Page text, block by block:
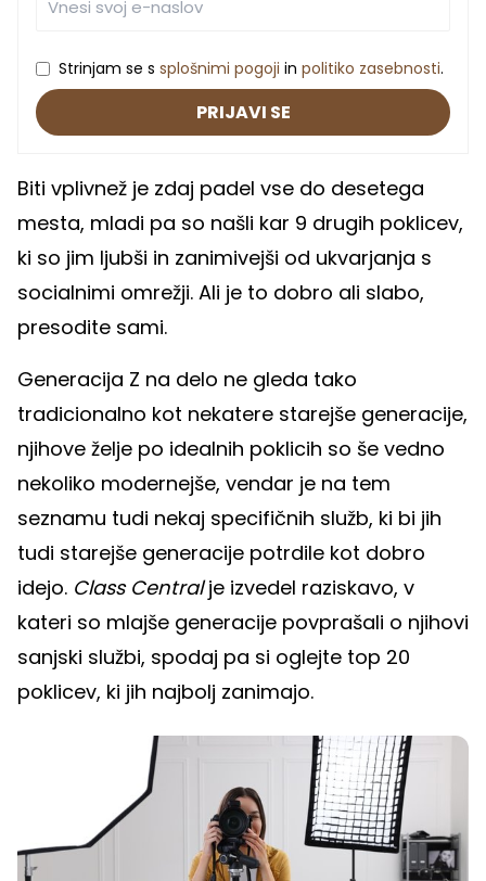
Strinjam se s splošnimi pogoji in politiko zasebnosti.
PRIJAVI SE
Biti vplivnež je zdaj padel vse do desetega
mesta, mladi pa so našli kar 9 drugih poklicev,
ki so jim ljubši in zanimivejši od ukvarjanja s
socialnimi omrežji. Ali je to dobro ali slabo,
presodite sami.
Generacija Z na delo ne gleda tako
tradicionalno kot nekatere starejše generacije,
njihove želje po idealnih poklicih so še vedno
nekoliko modernejše, vendar je na tem
seznamu tudi nekaj specifičnih služb, ki bi jih
tudi starejše generacije potrdile kot dobro
idejo. Class Centralje izvedel raziskavo, v
kateri so mlajše generacije povprašali o njihovi
sanjski službi, spodaj pa si oglejte top 20
poklicev, ki jih najbolj zanimajo.